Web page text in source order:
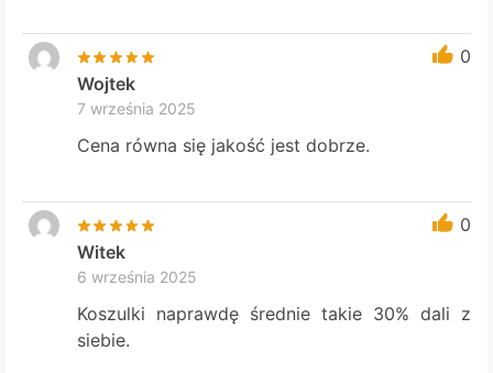
0
Wojtek
7 września 2025
Cena równa się jakość jest dobrze.
0
Witek
6 września 2025
Koszulki naprawdę średnie takie 30% dali z
siebie.